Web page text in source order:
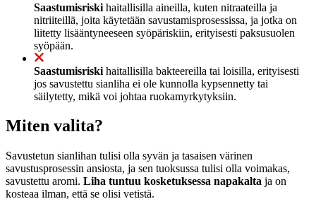
Saastumisriski haitallisilla aineilla, kuten nitraateilla ja
nitriiteillä, joita käytetään savustamisprosessissa, ja jotka on
liitetty lisääntyneeseen syöpäriskiin, erityisesti paksusuolen
syöpään.
Saastumisriski haitallisilla bakteereilla tai loisilla, erityisesti
jos savustettu sianliha ei ole kunnolla kypsennetty tai
säilytetty, mikä voi johtaa ruokamyrkytyksiin.
Miten valita?
Savustetun sianlihan tulisi olla syvän ja tasaisen värinen
savustusprosessin ansiosta, ja sen tuoksussa tulisi olla voimakas,
savustettu aromi. Liha tuntuu kosketuksessa napakalta ja on
kosteaa ilman, että se olisi vetistä.